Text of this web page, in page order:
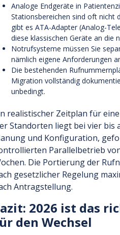
Analoge Endgeräte in
Stationsbereichen sind oft nicht
gibt es ATA-Adapter (Analog-
diese klassischen Geräte an die
Notrufsysteme müssen Sie
nämlich eigene Anforderungen
Die bestehenden
Migration vollständig
unbedingt.
realistischer Zeitplan für
Standorten liegt bei vier bis
und Konfiguration,
Parallelbetrieb
Die Portierung der
gesetzlicher Regelung
Antragstellung.
2026 ist das
den Wechsel